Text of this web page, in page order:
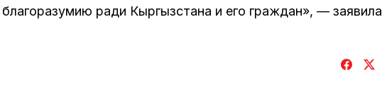
ради Кыргызстана и его граждан», — заявила